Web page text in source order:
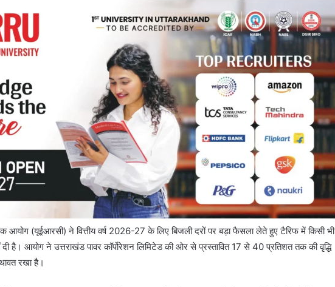
आयोग (यूईआरसी) ने वित्तीय वर्ष 2026-27 के लिए बिजली दरों पर बड़ा फैसला लेते हुए टैरिफ में किसी भी
दी है। आयोग ने उत्तराखंड पावर कॉर्पोरेशन लिमिटेड की ओर से प्रस्तावित 17 से 40 प्रतिशत तक की वृद्धि
रखा है।